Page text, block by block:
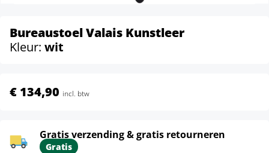
Bureaustoel Valais Kunstleer
Kleur: wit
€ 134,90 incl. btw
Gratis verzending & gratis retourneren
Gratis